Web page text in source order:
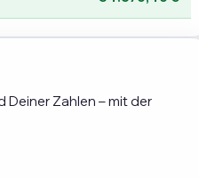
Deiner Zahlen – mit der